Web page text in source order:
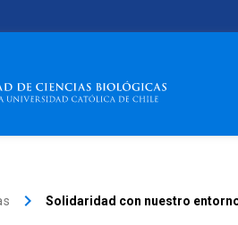
keyboard_arrow_right Solidaridad con nuestro